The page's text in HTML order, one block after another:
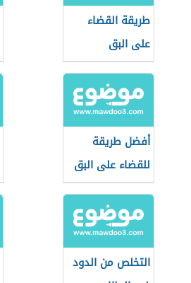
طريقة القضاء
على البق
أفضل طريقة
للقضاء على البق
التخلص من الدود